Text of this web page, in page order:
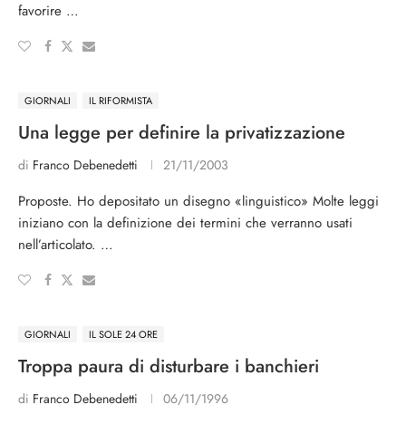
favorire …
GIORNALI IL RIFORMISTA
Una legge per definire la privatizzazione
di Franco Debenedetti 21/11/2003
Proposte. Ho depositato un disegno «linguistico» Molte leggi
iniziano con la definizione dei termini che verranno usati
nell’articolato. …
GIORNALI IL SOLE 24 ORE
Troppa paura di disturbare i banchieri
di Franco Debenedetti 06/11/1996